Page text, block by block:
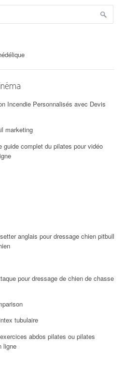
Incendie Personnalisés avec Devis
marketing
complet du pilates pour vidéo
anglais pour dressage chien pitbull
pour dressage de chien de chasse
tubulaire
abdos pilates ou pilates
ligne